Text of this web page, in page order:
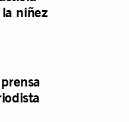
niñez